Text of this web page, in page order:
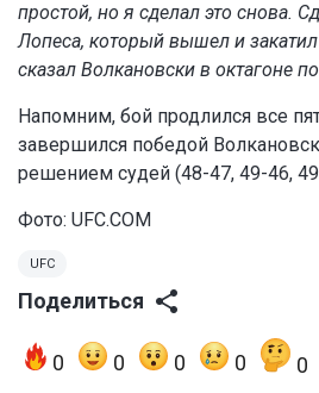
простой, но я сделал это снова.
Лопеса, который вышел и
сказал Волкановски в октагоне
Напомним, бой продлился все
завершился победой
решением судей (48-47, 49-46,
Фото: UFC.COM
UFC
Поделиться
0 0 0 0 0